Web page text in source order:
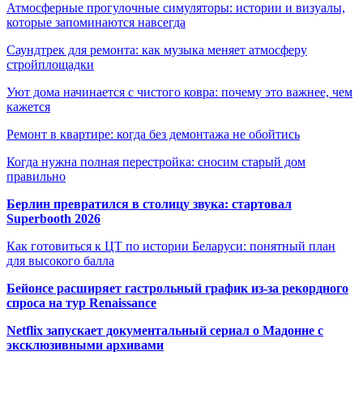
Атмосферные прогулочные симуляторы: истории и визуалы,
которые запоминаются навсегда
Саундтрек для ремонта: как музыка меняет атмосферу
стройплощадки
Уют дома начинается с чистого ковра: почему это важнее, чем
кажется
Ремонт в квартире: когда без демонтажа не обойтись
Когда нужна полная перестройка: сносим старый дом
правильно
Берлин превратился в столицу звука: стартовал
Superbooth 2026
Как готовиться к ЦТ по истории Беларуси: понятный план
для высокого балла
Бейонсе расширяет гастрольный график из-за рекордного
спроса на тур Renaissance
Netflix запускает документальный сериал о Мадонне с
эксклюзивными архивами